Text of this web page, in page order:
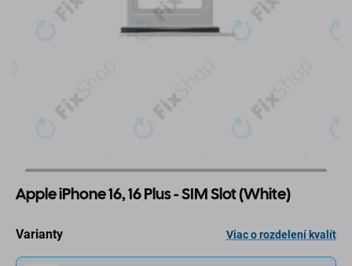
Apple iPhone 16, 16 Plus - SIM Slot (White)
Varianty Viac o rozdelení kvalít